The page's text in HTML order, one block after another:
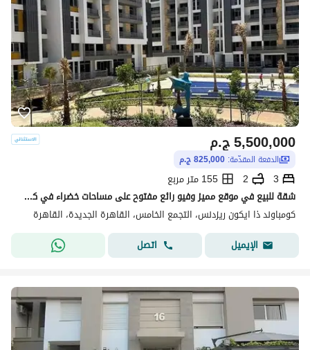
ج.م5,500,000
الدفعة المقدّمة: 825,000 ج.م
3
2
155 متر مربع
شقة للبيع في موقع مميز وفيو رائع مفتوح على مساحات خضراء في كمبوند ايكون بالقاهرة الجديدة
كومباوند ذا ايكون ريزدنس، التجمع الخامس، القاهرة الجديدة، القاهرة
الإيميل
اتصل